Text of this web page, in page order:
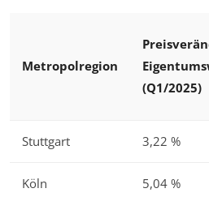
Metropolregion
(Q1/2025)
Stuttgart 3,22 %
Köln 5,04 %